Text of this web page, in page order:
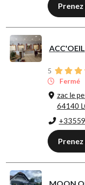
ACC'OEIL
5
Fermé
zac le
64140